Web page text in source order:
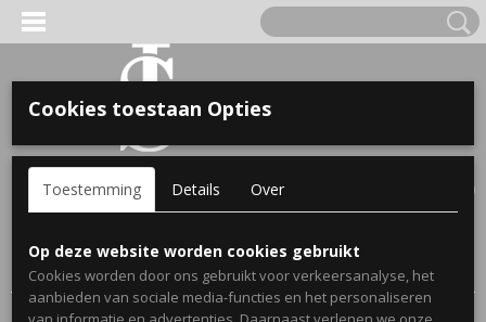
Inloggen Registreren
(0)
Home >Webshop>Stickers>Muurstickers Slaapkamer
Slaapkamersticker Bonjour
VOOR KINDEREN
OPA & OMA.
Cookies toestaan Opties
Toestemming Details Over
Op deze website worden cookies gebruikt
Cookies worden door ons gebruikt voor verkeersanalyse, het
aanbieden van sociale media-functies en het personaliseren